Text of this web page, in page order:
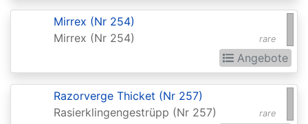
Dominaria
United:
Commander
rare
Mirrex (Nr 254)
Mirrex (Nr 254)
Angebote
rare
Razorverge Thicket (Nr 257)
Rasierklingengestrüpp (Nr 257)